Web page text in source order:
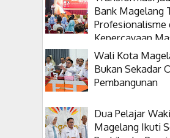
Bank Magelang
Profesionalisme
Kepercayaan
Wali Kota
Bukan Sekadar
Pembangunan
Dua Pelajar
Magelang Ikuti